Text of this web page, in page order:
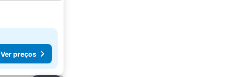
Ver preços